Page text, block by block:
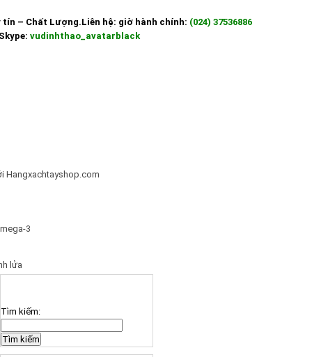
tín – Chất Lượng.Liên hệ: giờ hành chính: (024) 37536886
vudinhthao_avatarblack
Hangxachtayshop.com
3
lửa
Tìm kiếm: